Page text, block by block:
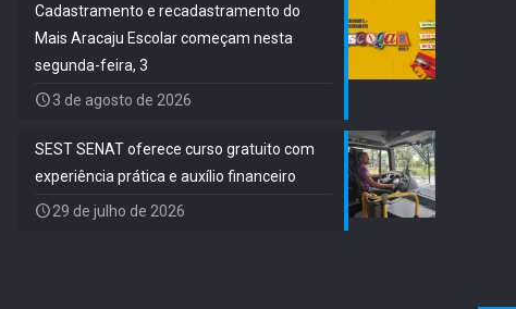
Cadastramento e recadastramento do
Mais Aracaju Escolar começam nesta
segunda-feira, 3
3 de agosto de 2026
SEST SENAT oferece curso gratuito com
experiência prática e auxílio financeiro
29 de julho de 2026